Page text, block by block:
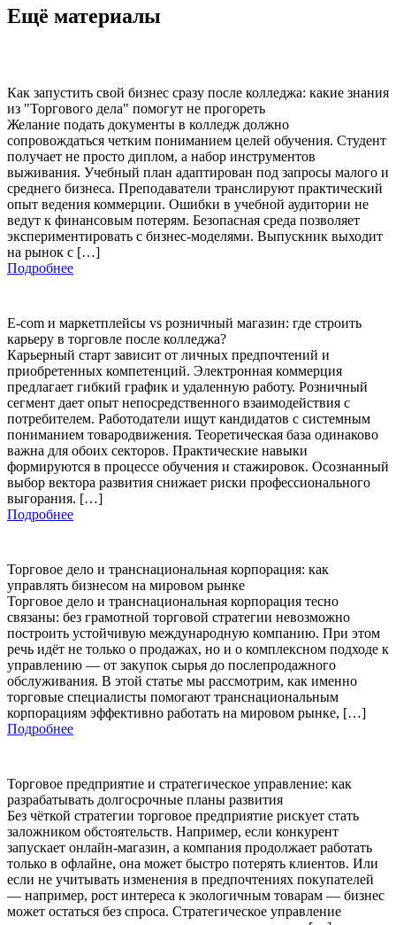
Ещё материалы
Как запустить свой бизнес сразу после колледжа: какие знания
из "Торгового дела" помогут не прогореть
Желание подать документы в колледж должно
сопровождаться четким пониманием целей обучения. Студент
получает не просто диплом, а набор инструментов
выживания. Учебный план адаптирован под запросы малого и
среднего бизнеса. Преподаватели транслируют практический
опыт ведения коммерции. Ошибки в учебной аудитории не
ведут к финансовым потерям. Безопасная среда позволяет
экспериментировать с бизнес-моделями. Выпускник выходит
на рынок с […]
Подробнее
E-com и маркетплейсы vs розничный магазин: где строить
карьеру в торговле после колледжа?
Карьерный старт зависит от личных предпочтений и
приобретенных компетенций. Электронная коммерция
предлагает гибкий график и удаленную работу. Розничный
сегмент дает опыт непосредственного взаимодействия с
потребителем. Работодатели ищут кандидатов с системным
пониманием товародвижения. Теоретическая база одинаково
важна для обоих секторов. Практические навыки
формируются в процессе обучения и стажировок. Осознанный
выбор вектора развития снижает риски профессионального
выгорания. […]
Подробнее
Торговое дело и транснациональная корпорация: как
управлять бизнесом на мировом рынке
Торговое дело и транснациональная корпорация тесно
связаны: без грамотной торговой стратегии невозможно
построить устойчивую международную компанию. При этом
речь идёт не только о продажах, но и о комплексном подходе к
управлению — от закупок сырья до послепродажного
обслуживания. В этой статье мы рассмотрим, как именно
торговые специалисты помогают транснациональным
корпорациям эффективно работать на мировом рынке, […]
Подробнее
Торговое предприятие и стратегическое управление: как
разрабатывать долгосрочные планы развития
Без чёткой стратегии торговое предприятие рискует стать
заложником обстоятельств. Например, если конкурент
запускает онлайн-магазин, а компания продолжает работать
только в офлайне, она может быстро потерять клиентов. Или
если не учитывать изменения в предпочтениях покупателей
— например, рост интереса к экологичным товарам — бизнес
может остаться без спроса. Стратегическое управление